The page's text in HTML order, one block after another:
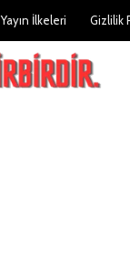
Yayın İlkeleri Gizlilik